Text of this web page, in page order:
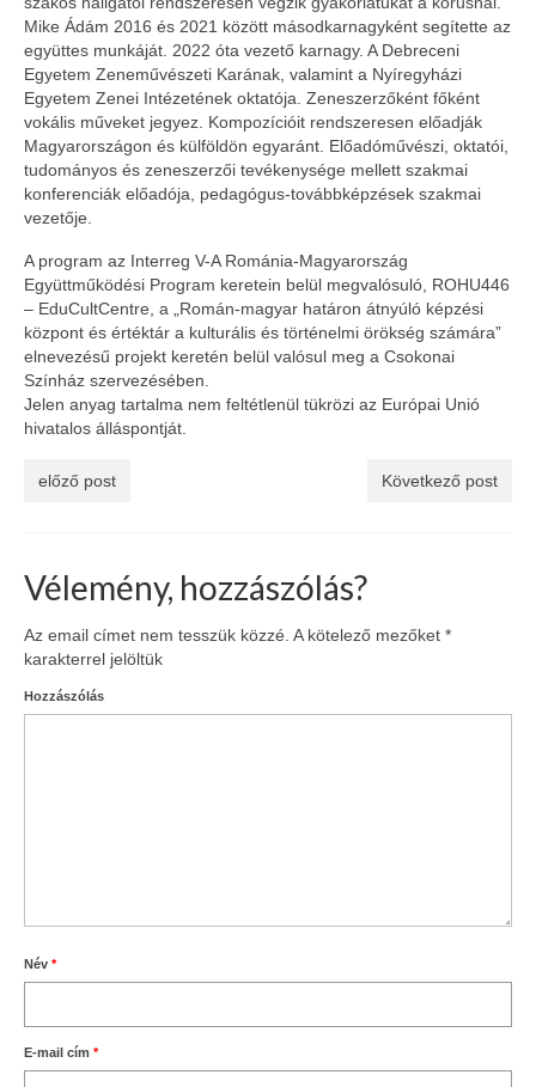
Mike Ádám 2016 és 2021 között másodkarnagyként segítette az
együttes munkáját. 2022 óta vezető karnagy. A Debreceni
Egyetem Zeneművészeti Karának, valamint a Nyíregyházi
Egyetem Zenei Intézetének oktatója. Zeneszerzőként főként
vokális műveket jegyez. Kompozícióit rendszeresen előadják
Magyarországon és külföldön egyaránt. Előadóművészi, oktatói,
tudományos és zeneszerzői tevékenysége mellett szakmai
konferenciák előadója, pedagógus-továbbképzések szakmai
vezetője.
A program az Interreg V-A Románia-Magyarország
Együttműködési Program keretein belül megvalósuló, ROHU446
– EduCultCentre, a „Román-magyar határon átnyúló képzési
központ és értéktár a kulturális és történelmi örökség számára”
elnevezésű projekt keretén belül valósul meg a Csokonai
Színház szervezésében.
Jelen anyag tartalma nem feltétlenül tükrözi az Európai Unió
hivatalos álláspontját.
előző post Következő post
Vélemény, hozzászólás?
Az email címet nem tesszük közzé. A kötelező mezőket *
karakterrel jelöltük
Hozzászólás
Név *
E-mail cím *